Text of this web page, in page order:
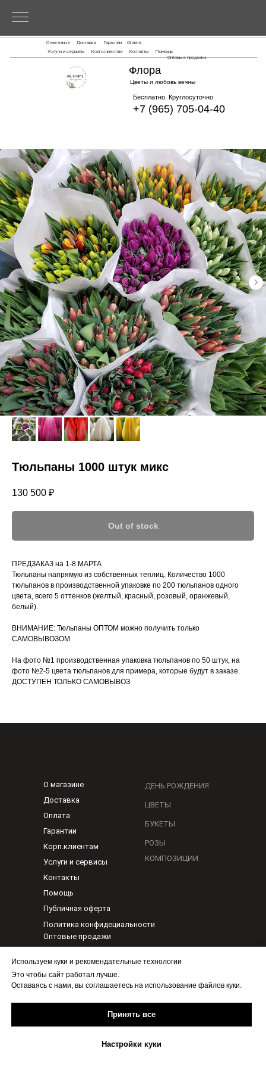
О магазине Доставка Оплата
Гарантии
Корп.клиентам
Услуги и сервисы Контакты
Помощь
Оптовые продажи
Флора
Цветы и любовь вечны
Бесплатно. Круглосуточно
+7 (965) 705-04-40
Используем куки и рекомендательные технологии
Это чтобы сайт работал лучше.
Оставаясь с нами, вы соглашаетесь на использование файлов куки.
Принять все
Настройки куки
Тюльпаны 1000 штук микс
130 500 ₽
Out of stock
ПРЕДЗАКАЗ на 1-8 МАРТА
Тюльпаны напрямую из собственных теплиц. Количество 1000
тюльпанов в производственной упаковке по 200 тюльпанов одного
цвета, всего 5 оттенков (желтый, красный, розовый, оранжевый,
белый).
ВНИМАНИЕ: Тюльпаны ОПТОМ можно получить только
САМОВЫВОЗОМ
На фото №1 производственная упаковка тюльпанов по 50 штук, на
фото №2-5 цвета тюльпанов для примера, которые будут в заказе.
ДОСТУПЕН ТОЛЬКО САМОВЫВОЗ
+7(965)705-04-40
Служба доставки цветов,
По любым вопросам
1@flora-ykt.ru
О магазине
Оплата
Доставка
Гарантии
Корп.клиентам
Услуги и сервисы
Контакты
Помощь
Публичная оферта
Политика конфидециальности
ДЕНЬ РОЖДЕНИЯ
ЦВЕТЫ
БУКЕТЫ
РОЗЫ
КОМПОЗИЦИИ
Оптовые продажи